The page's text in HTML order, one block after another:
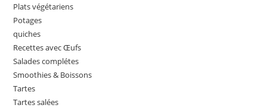
Plats végétariens
Potages
quiches
Recettes avec Œufs
Salades complétes
Smoothies & Boissons
Tartes
Tartes salées